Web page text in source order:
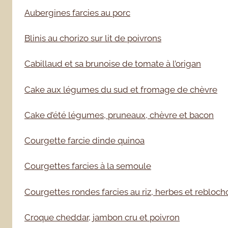
Aubergines farcies au porc
Blinis au chorizo sur lit de poivrons
Cabillaud et sa brunoise de tomate à l’origan
Cake aux légumes du sud et fromage de chèvre
Cake d’été légumes, pruneaux, chèvre et bacon
Courgette farcie dinde quinoa
Courgettes farcies à la semoule
Courgettes rondes farcies au riz, herbes et
Croque cheddar, jambon cru et poivron